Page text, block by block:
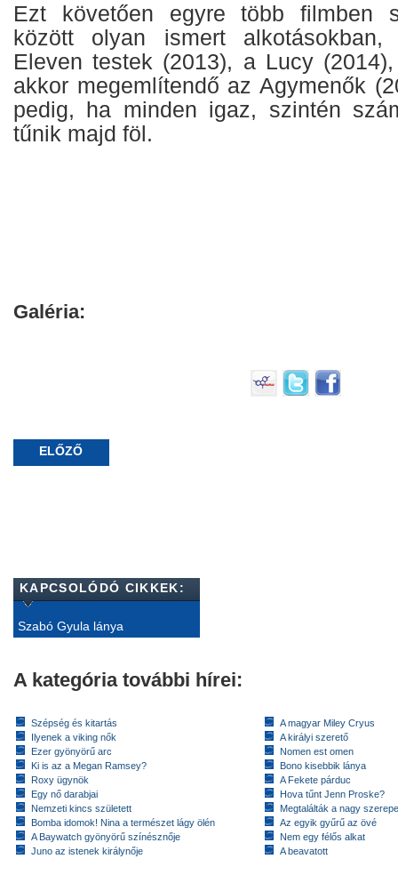
Ezt követően egyre több filmben
között olyan ismert
Eleven testek (2013), a Lucy
akkor megemlítendő az Agymenők
pedig, ha minden igaz, szintén
tűnik majd föl.
Galéria:
ELŐZŐ
KAPCSOLÓDÓ CIKKEK:
Szabó Gyula lánya
A kategória további hírei:
Szépség és kitartás
Ilyenek a viking nők
Ezer gyönyörű arc
Ki is az a Megan Ramsey?
Roxy ügynök
Egy nő darabjai
Nemzeti kincs született
Bomba idomok! Nina a természet lágy ölén
A Baywatch gyönyörű színésznője
Juno az istenek királynője
A magyar Miley Cryus
A királyi szerető
Nomen est omen
Bono kisebbik lánya
A Fekete párduc
Hova tűnt Jenn Proske?
Megtalálták a nagy
Az egyik gyűrű az övé
Nem egy félős alkat
A beavatott